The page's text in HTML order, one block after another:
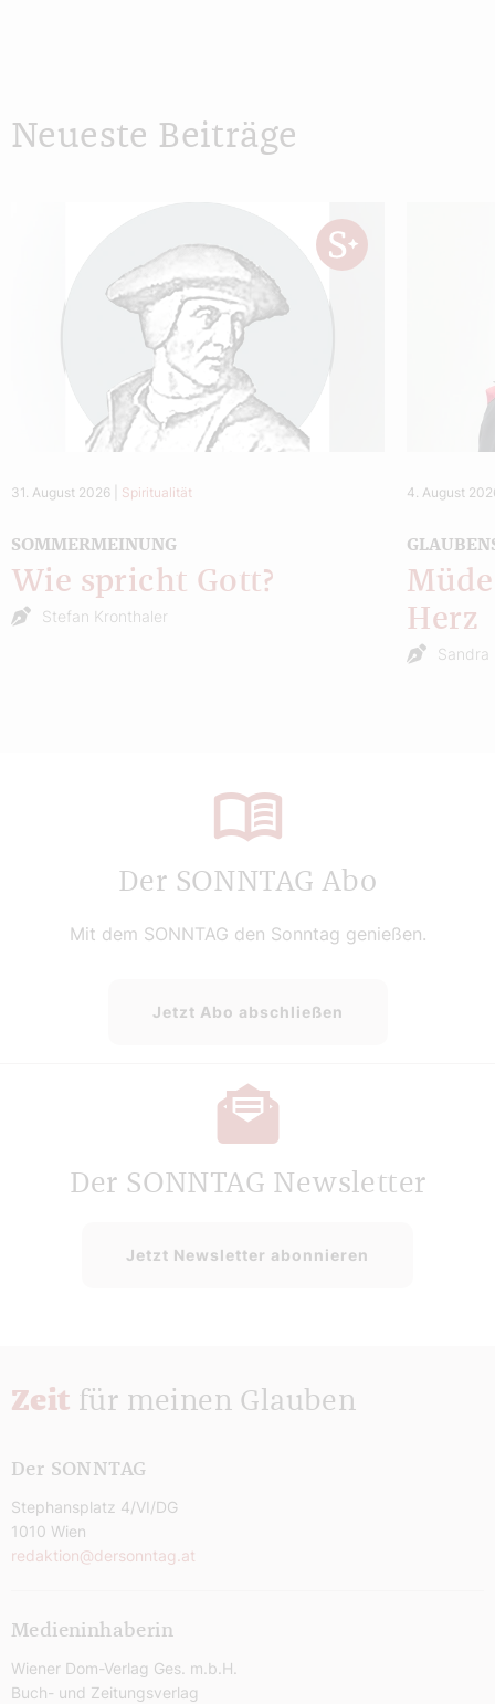
Neueste Beiträge
31. August 2026 Spiritualität
SOMMERMEINUNG
Wie spricht Gott?
Stefan Kronthaler
4. August
Herz
Sandra
Der SONNTAG Abo
Mit dem SONNTAG den Sonntag genießen.
Jetzt Abo abschließen
Der SONNTAG Newsletter
Jetzt Newsletter abonnieren
Zeit für meinen Glauben
Der SONNTAG
Stephansplatz 4/VI/DG
1010 Wien
redaktion@dersonntag.at
Medieninhaberin
Wiener Dom-Verlag Ges. m.b.H.
Buch- und Zeitungsverlag